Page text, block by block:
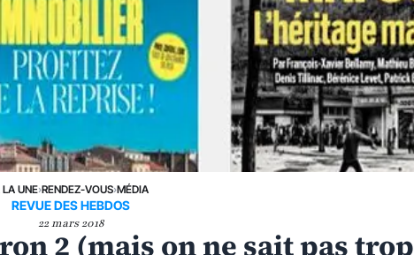
LA UNE›RENDEZ-VOUS›MÉDIA
REVUE DES HEBDOS
22 mars 2018
2 (mais on ne sait pas trop